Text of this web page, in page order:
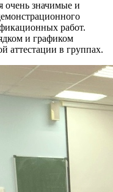
очень значимые и
работ.
и графиком
аттестации в группах.